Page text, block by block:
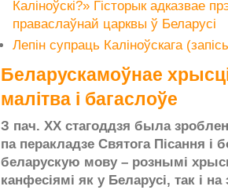
Каліноўскі?» Гісторык адказвае
праваслаўнай царквы ў Беларусі
Лепін супраць Каліноўскага
Беларускамоўнае
малітва і багаслоўе
З пач. ХХ стагоддзя была
па перакладзе Святога Пісання і
беларускую мову – рознымі
канфесіямі як у Беларусі, так і на